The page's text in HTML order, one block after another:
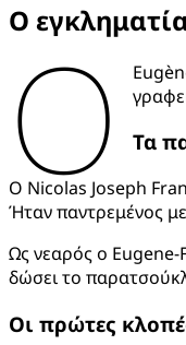
ΟΟ Τα
Ο Nicolas Joseph
Ήταν παντρεμένος
Ως νεαρός ο Eugene-
δώσει το
Οι πρώτες